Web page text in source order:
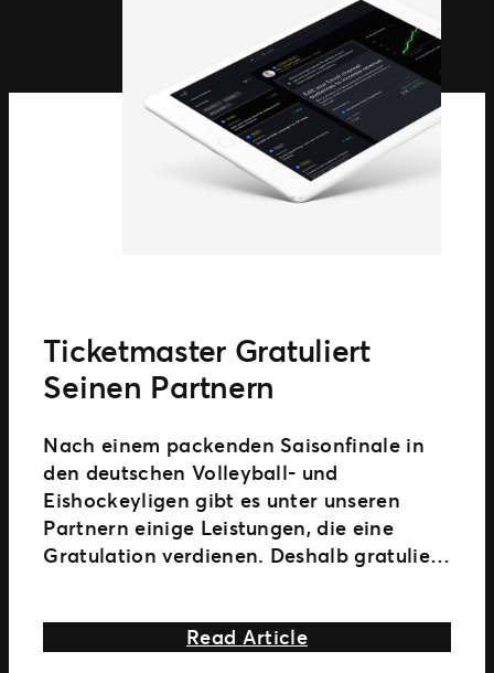
Ticketmaster Gratuliert
Seinen Partnern
Nach einem packenden Saisonfinale in
den deutschen Volleyball- und
Eishockeyligen gibt es unter unseren
Partnern einige Leistungen, die eine
Gratulation verdienen. Deshalb gratuliert
Read Articleabout